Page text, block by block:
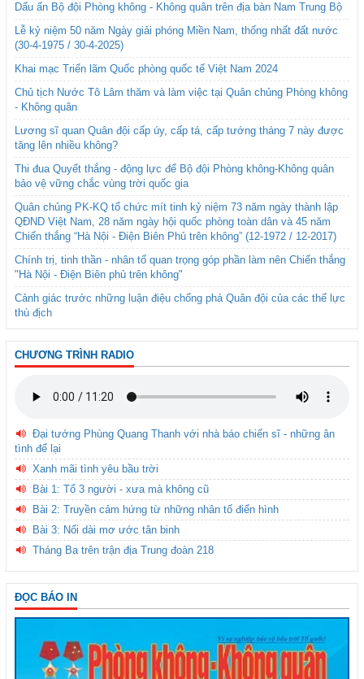
Dấu ấn Bộ đội Phòng không - Không quân trên địa bàn Nam Trung Bộ
Lễ kỷ niệm 50 năm Ngày giải phóng Miền Nam, thống nhất đất nước
(30-4-1975 / 30-4-2025)
Khai mạc Triển lãm Quốc phòng quốc tế Việt Nam 2024
Chủ tịch Nước Tô Lâm thăm và làm việc tại Quân chủng Phòng không
- Không quân
Lương sĩ quan Quân đội cấp úy, cấp tá, cấp tướng tháng 7 này được
tăng lên nhiều không?
Thi đua Quyết thắng - động lực để Bộ đội Phòng không-Không quân
bảo vệ vững chắc vùng trời quốc gia
Quân chủng PK-KQ tổ chức mít tinh kỷ niệm 73 năm ngày thành lập
QĐND Việt Nam, 28 năm ngày hội quốc phòng toàn dân và 45 năm
Chiến thắng “Hà Nội - Điện Biên Phủ trên không” (12-1972 / 12-2017)
Chính trị, tinh thần - nhân tố quan trọng góp phần làm nên Chiến thắng
"Hà Nội - Điện Biên phủ trên không"
Cảnh giác trước những luận điệu chống phá Quân đội của các thế lực
thù địch
CHƯƠNG TRÌNH RADIO
Đại tướng Phùng Quang Thanh với nhà báo chiến sĩ - những ân
tình để lại
Xanh mãi tình yêu bầu trời
Bài 1: Tổ 3 người - xưa mà không cũ
Bài 2: Truyền cảm hứng từ những nhân tố điển hình
Bài 3: Nối dài mơ ước tân binh
Tháng Ba trên trận địa Trung đoàn 218
ĐỌC BÁO IN